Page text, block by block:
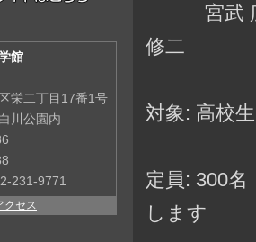
宮武 広直
修二
対象: 高校
定員: 300
します
館
栄二丁目17番1号
川公園内
231-9771
クセス